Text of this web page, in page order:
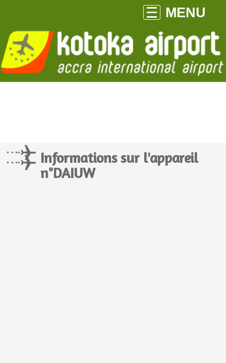
MENU
Informations sur l'appareil
n°DAIUW